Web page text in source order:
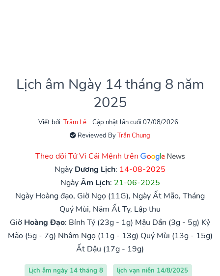
Lịch âm Ngày 14 tháng 8 năm
2025
Viết bởi: Trâm Lê
Cập nhật lần cuối 07/08/2026
Reviewed ByTrần Chung
Theo dõi Tử Vi Cải Mệnh trên
Ngày Dương Lịch: 14-08-2025
NgàyÂm Lịch: 21-06-2025
Ngày Hoàng đạo, Giờ Ngọ (11G), Ngày Ất Mão, Tháng
Quý Mùi, Năm Ất Tỵ, Lập thu
Giờ Hoàng Đạo: Bính Tý (23g - 1g) Mậu Dần (3g - 5g) Kỷ
Mão (5g - 7g) Nhâm Ngọ (11g - 13g) Quý Mùi (13g - 15g)
Ất Dậu (17g - 19g)
Lịch âm ngày 14 tháng 8
lịch vạn niên 14/8/2025